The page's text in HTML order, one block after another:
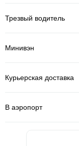
Трезвый водитель
Минивэн
Курьерская доставка
В аэропорт